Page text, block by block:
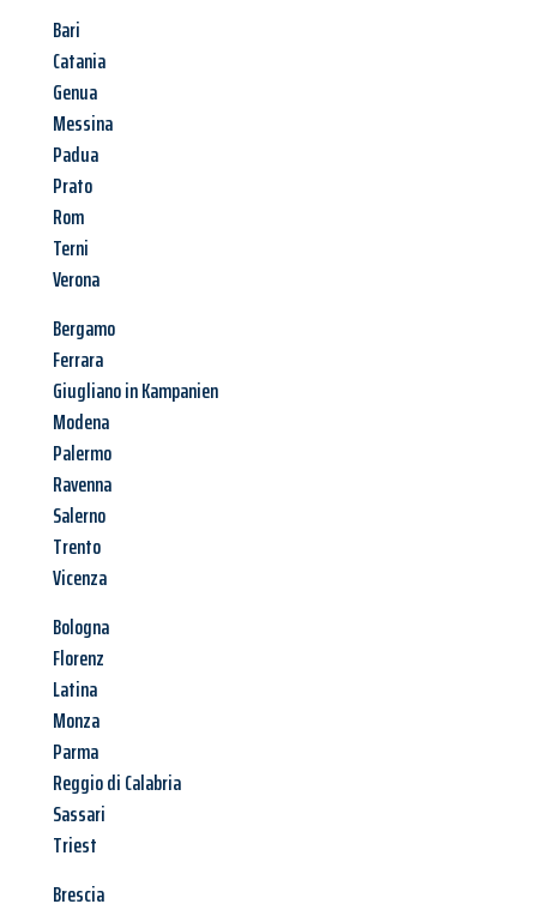
Bari
Catania
Genua
Messina
Padua
Prato
Rom
Terni
Verona
Bergamo
Ferrara
Giugliano in Kampanien
Modena
Palermo
Ravenna
Salerno
Trento
Vicenza
Bologna
Florenz
Latina
Monza
Parma
Reggio di Calabria
Sassari
Triest
Brescia